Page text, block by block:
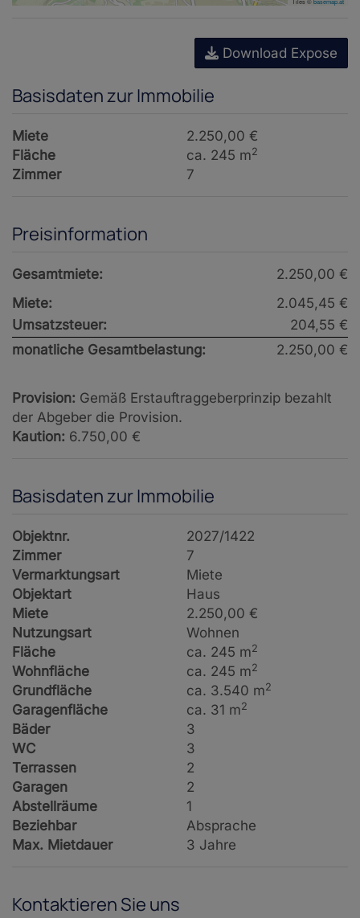
Download Expose
Basisdaten zur Immobilie
Miete
2.250,00 €
Fläche
ca. 245 m2
Zimmer 7
Preisinformation
Gesamtmiete:
2.250,00 €
Miete:
2.045,45 €
Umsatzsteuer:
204,55 €
monatliche Gesamtbelastung:
2.250,00 €
Provision: Gemäß Erstauftraggeberprinzip bezahlt
der Abgeber die Provision.
Kaution: 6.750,00 €
Basisdaten zur Immobilie
Objektnr.
2027/1422
Zimmer
7
Vermarktungsart
Miete
Objektart
Haus
Miete
2.250,00 €
Nutzungsart
Wohnen
Fläche
ca. 245 m2
Wohnfläche ca. 245 m2
Grundfläche ca. 3.540 m2
Garagenfläche ca. 31 m2
Bäder
3
WC
3
Terrassen
2
Garagen
2
Abstellräume
1
Beziehbar
Absprache
Max. Mietdauer
3 Jahre
Kontaktieren Sie uns